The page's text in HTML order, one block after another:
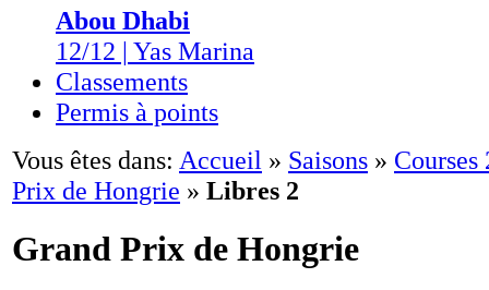
Abou Dhabi
12/12 | Yas Marina
Classements
Permis à points
Vous êtes dans: Accueil » Saisons » Courses
Prix de Hongrie » Libres 2
Grand Prix de Hongrie